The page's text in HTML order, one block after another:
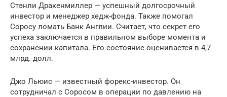
Стэнли Дракенмиллер — успешный долгосрочный
инвестор и менеджер хедж-фонда. Также помогал
Соросу ломать Банк Англии. Считает, что секрет его
успеха заключается в правильном выборе момента и
сохранении капитала. Его состояние оценивается в 4,7
млрд. долл.
Джо Льюис — известный форекс-инвестор. Он
сотрудничал с Соросом в операции по давлению на